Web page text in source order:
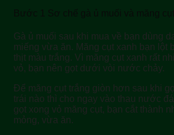
Bước 1 Sơ chế gà ủ muối và măng cụt
Gà ủ muối sau khi mua về bạn dùng
miếng vừa ăn. Măng cụt xanh bạn lột
thịt màu trắng. Vì măng cụt xanh rất
vỏ, bạn nên gọt dưới vòi nước chảy.
Để măng cụt trắng giòn hơn sau khi
trái nào thì cho ngay vào thau nước
gọt xong vỏ măng cụt, bạn cắt thành
mỏng, vừa ăn.